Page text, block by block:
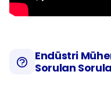
Endüstri
Sorulan